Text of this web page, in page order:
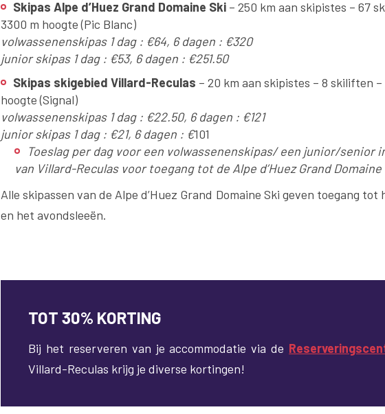
Skipas Alpe d’Huez Grand Domaine Ski – 250 km aan skipistes – 67
3300 m hoogte (Pic Blanc)
volwassenenskipas 1 dag : €64, 6 dagen : €320
junior skipas 1 dag : €53, 6 dagen : €251.50
Skipas skigebied Villard-Reculas – 20 km aan skipistes – 8 skiliften –
hoogte (Signal)
volwassenenskipas 1 dag : €22.50, 6 dagen : €121
junior skipas 1 dag : €21, 6 dagen : €101
Toeslag per dag voor een volwassenenskipas/een junior/senior
van Villard-Reculas voor toegang tot de Alpe d’Huez Grand Domaine
Alle skipassen van de Alpe d’Huez Grand Domaine Ski geven toegang tot
en het avondsleeën.
TOT 30% KORTING
Bij het reserveren van je accommodatie via de
Villard-Reculas krijg je diverse kortingen!